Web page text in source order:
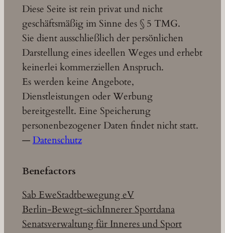
Diese Seite ist rein privat und nicht
geschäftsmäßig im Sinne des § 5 TMG.
Sie dient ausschließlich der persönlichen
Darstellung eines ideellen Weges und erhebt
keinerlei kommerziellen Anspruch.
Es werden keine Angebote,
Dienstleistungen oder Werbung
bereitgestellt. Eine Speicherung
personenbezogener Daten findet nicht statt.
—Datenschutz
Benefactors
Sab EweStadtbewegung eV
Berlin-Bewegt-sichInnerer Sportdana
Senatsverwaltung für Inneres und Sport